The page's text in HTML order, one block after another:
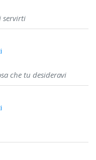
servirti
che tu desideravi